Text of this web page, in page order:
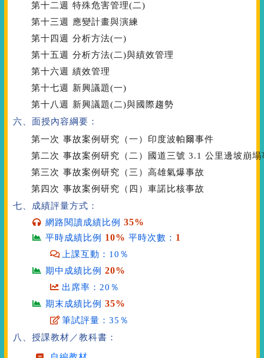
第十二週
特殊危害管理(二)
第十三週
應變計畫與演練
第十四週
分析方法(一)
第十五週
分析方法(二)與績效管理
第十六週
績效管理
第十七週
新興議題(一)
第十八週
新興議題(二)與國際趨勢
六、面授內容綱要：
第一次 事故案例研究（一）印度波帕爾事件
第二次 事故案例研究（二）國道三號 3.1 公里邊坡崩塌
第三次 事故案例研究（三）高雄氣爆事故
第四次 事故案例研究（四）車諾比核事故
七、成績評量方式：
網路閱讀成績比例35%
平時成績比例 10% 平時次數： 1
上課互動：10％
期中成績比例20%
出席率：20％
期末成績比例35%
筆試評量：35％
八、授課教材／教科書：